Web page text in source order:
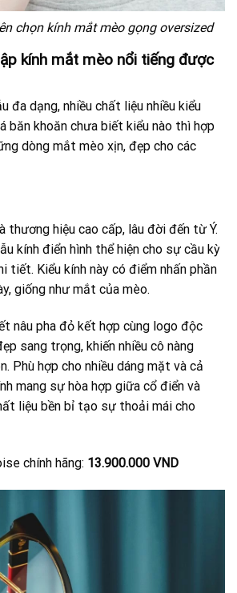
chọn kính mắt mèo gọng oversized
kính mắt mèo nổi tiếng được
đa dạng, nhiều chất liệu nhiều kiểu
băn khoăn chưa biết kiểu nào thì hợp
dòng mắt mèo xịn, đẹp cho các
thương hiệu cao cấp, lâu đời đến từ Ý.
kính điển hình thể hiện cho sự cầu kỳ
tiết. Kiểu kính này có điểm nhấn phần
giống như mắt của mèo.
nâu pha đỏ kết hợp cùng logo độc
sang trọng, khiến nhiều cô nàng
Phù hợp cho nhiều dáng mặt và cả
mang sự hòa hợp giữa cổ điển và
liệu bền bỉ tạo sự thoải mái cho
chính hãng: 13.900.000 VND